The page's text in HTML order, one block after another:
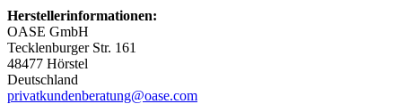
Herstellerinformationen:
OASE GmbH
Tecklenburger Str. 161
48477 Hörstel
Deutschland
privatkundenberatung@oase.com